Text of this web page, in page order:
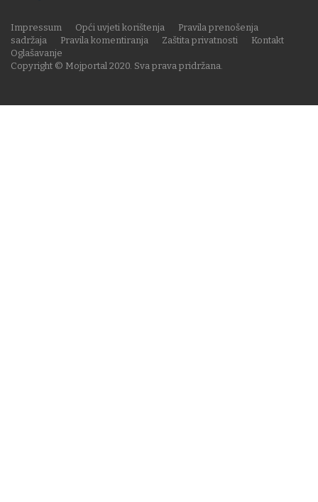
Copyright © Mojportal 2020. Sva prava pridržana.
Impressum Opći uvjeti korištenja
Pravila prenošenja
sadržaja
Pravila komentiranja Zaštita privatnosti
Kontakt
Oglašavanje